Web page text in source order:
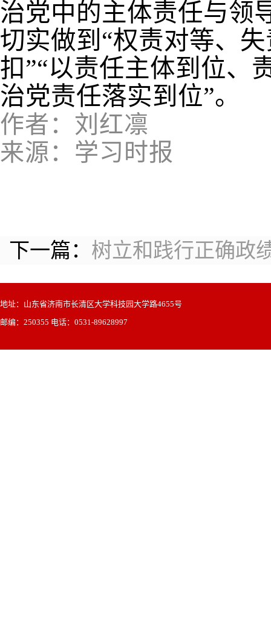
治党中的主体责任与领
切实做到 “权责对等、
扣”“以责任主体到位、
治党责任落实到位”。
作者：刘红凛
来源：学习时报
下一篇： 树立和践行正确政
地址：山东省济南市长清区大学科技园大学路4655号
邮编：250355 电话：0531-89628997